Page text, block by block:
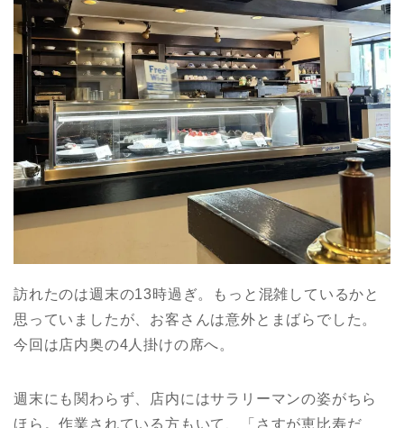
訪れたのは週末の13時過ぎ。もっと混雑しているかと
思っていましたが、お客さんは意外とまばらでした。
今回は店内奥の4人掛けの席へ。
週末にも関わらず、店内にはサラリーマンの姿がちら
ほら。作業されている方もいて、「さすが恵比寿だ